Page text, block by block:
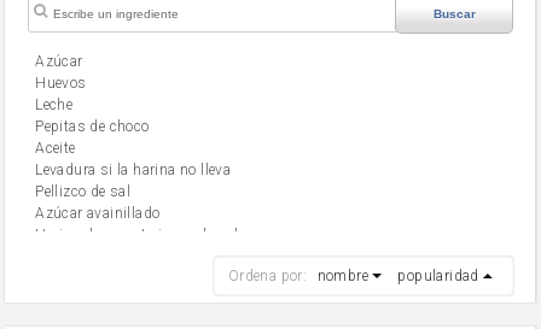
Buscar
Azúcar
huevos
leche
Pepitas de choco
aceite
Levadura si la harina no lleva
Pellizco de sal
Azúcar avainillado
Harina de reposteria con levadura
mantequilla
Ordena por: nombre popularidad